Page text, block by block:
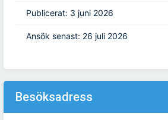
Publicerat: 3 juni 2026
Ansök senast: 26 juli 2026
Besöksadress